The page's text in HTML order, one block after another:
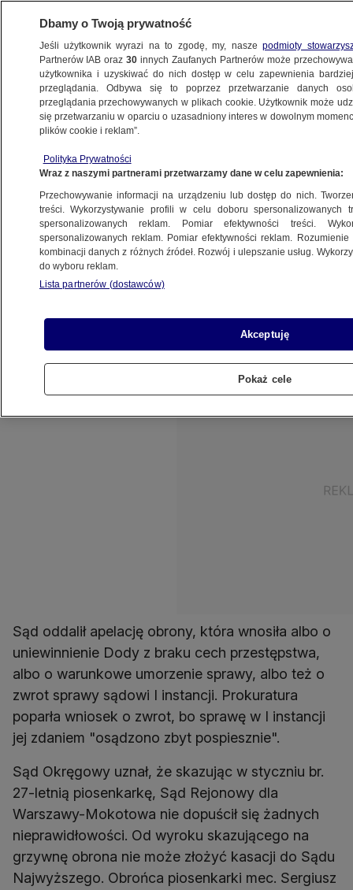
POLSKA
winem"
18.06.2012, 16:33Aktualizacja: 18.06.2012, 18:22
Udostępnij
Dorota "Doda" Rabczewska jest już
palących jakieś zioła". Sąd Okręgowy w
Warszawie utrzymał wyrok sądu I instancji.
Sąd oddalił apelację obrony, która wnosiła albo o
uniewinnienie Dody z braku cech przestępstwa,
albo o warunkowe umorzenie sprawy, albo też o
zwrot sprawy sądowi I instancji. Prokuratura
poparła wniosek o zwrot, bo sprawę w I instancji
jej zdaniem "osądzono zbyt pospiesznie".
Sąd Okręgowy uznał, że skazując w styczniu br.
27-letnią piosenkarkę, Sąd Rejonowy dla
Warszawy-Mokotowa nie dopuścił się żadnych
nieprawidłowości. Od wyroku skazującego na
grzywnę obrona nie może złożyć kasacji do Sądu
Najwyższego. Obrońca piosenkarki mec. Sergiusz
Dbamy o Twoją prywatność
Jeśli użytkownik wyrazi na to zgodę, my, naszepodmioty
Partnerów IAB oraz30 innych Zaufanych Partnerów może
użytkownika i uzyskiwać do nich dostęp w celu zapewnienia
przeglądania. Odbywa się to poprzez przetwarzanie danych
przeglądania przechowywanych w plikach cookie. Użytkownik może
się przetwarzaniu w oparciu o uzasadniony interes w dowolnym
plików cookie i reklam”.
Polityka Prywatności
Wraz z naszymi partnerami przetwarzamy dane w celu zapewnienia:
Przechowywanie informacji na urządzeniu lub dostęp do nich.
treści. Wykorzystywanie profili w celu doboru spersonalizowanych
spersonalizowanych reklam. Pomiar efektywności treści.
spersonalizowanych reklam. Pomiar efektywności reklam.
kombinacji danych z różnych źródeł. Rozwój i ulepszanie usług.
do wyboru reklam.
Lista partnerów (dostawców)
Akceptuję
Pokaż cele